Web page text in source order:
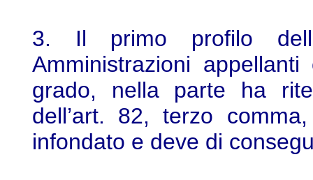
3. Il primo profilo
Amministrazioni
grado, nella parte ha
dell’art. 82, terzo
infondato e deve di